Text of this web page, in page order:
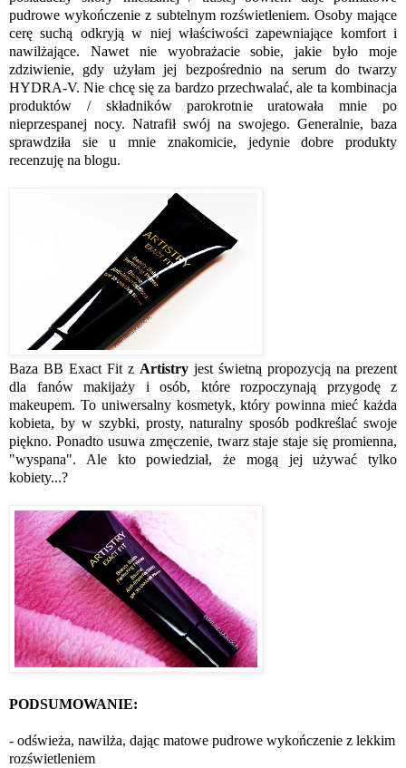
pudrowe wykończenie z subtelnym rozświetleniem. Osoby mające
cerę suchą odkryją w niej właściwości zapewniające komfort i
nawilżające. Nawet nie wyobrażacie sobie, jakie było moje
zdziwienie, gdy użyłam jej bezpośrednio na serum do twarzy
HYDRA-V. Nie chcę się za bardzo przechwalać, ale ta kombinacja
produktów / składników parokrotnie uratowała mnie po
nieprzespanej nocy. Natrafił swój na swojego. Generalnie, baza
sprawdziła sie u mnie znakomicie, jedynie dobre produkty
recenzuję na blogu.
Baza BB Exact Fit z Artistry jest świetną propozycją na prezent
dla fanów makijaży i osób, które rozpoczynają przygodę z
makeupem. To uniwersalny kosmetyk, który powinna mieć każda
kobieta, by w szybki, prosty, naturalny sposób podkreślać swoje
piękno. Ponadto usuwa zmęczenie, twarz staje staje się promienna,
"wyspana". Ale kto powiedział, że mogą jej używać tylko
kobiety...?
PODSUMOWANIE:
- odświeża, nawilża, dając matowe pudrowe wykończenie z lekkim
rozświetleniem